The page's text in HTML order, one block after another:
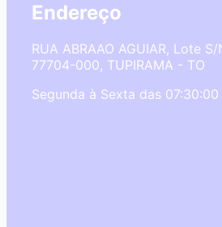
Endereço
RUA ABRAAO AGUIAR, Lote
77704-000, TUPIRAMA - TO
Segunda à Sexta das